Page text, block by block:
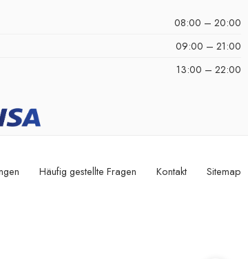
08:00 – 20:00
09:00 – 21:00
13:00 – 22:00
Häufig gestellte Fragen Kontakt Sitemap